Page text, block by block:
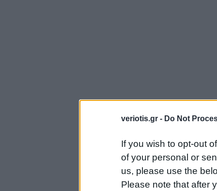
veriotis.gr - Do Not
If you wish to opt-out
of your personal or
us, please use the
Please note that after